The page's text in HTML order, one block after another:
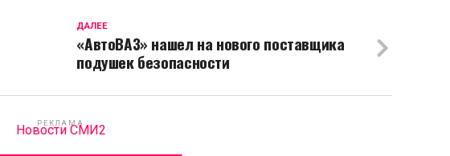
ДАЛЕЕ
«АвтоВАЗ» нашел на нового поставщика
подушек безопасности
РЕКЛАМА
Новости СМИ2